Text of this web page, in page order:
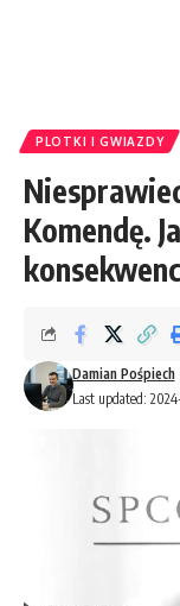
PLOTKI I GWIAZDY
Komendę.
Last updated:
Damian Pośpiech